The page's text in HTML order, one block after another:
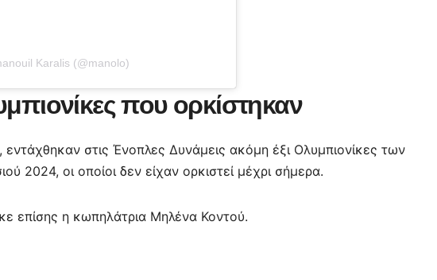
Karalis (@manolo)
που ορκίστηκαν
στις Ένοπλες Δυνάμεις ακόμη έξι Ολυμπιονίκες των
2024, οι οποίοι δεν είχαν ορκιστεί μέχρι σήμερα.
επίσης η κωπηλάτρια Μηλένα Κοντού.